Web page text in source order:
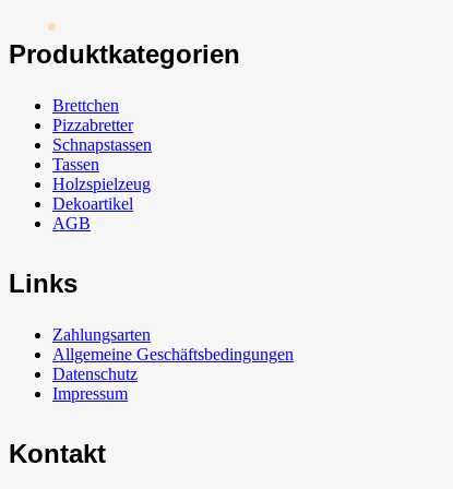
Produktkategorien
Brettchen
Pizzabretter
Schnapstassen
Tassen
Holzspielzeug
Dekoartikel
AGB
Links
Zahlungsarten
Allgemeine Geschäftsbedingungen
Datenschutz
Impressum
Kontakt